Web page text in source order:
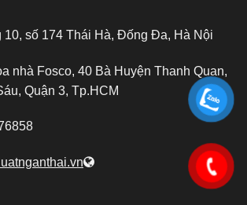
10, số 174 Thái Hà, Đống Đa, Hà Nội
nhà Fosco, 40 Bà Huyện Thanh Quan,
Quận 3, Tp.HCM